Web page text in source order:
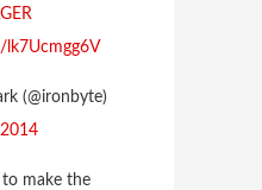
(@ironbyte)
to make the